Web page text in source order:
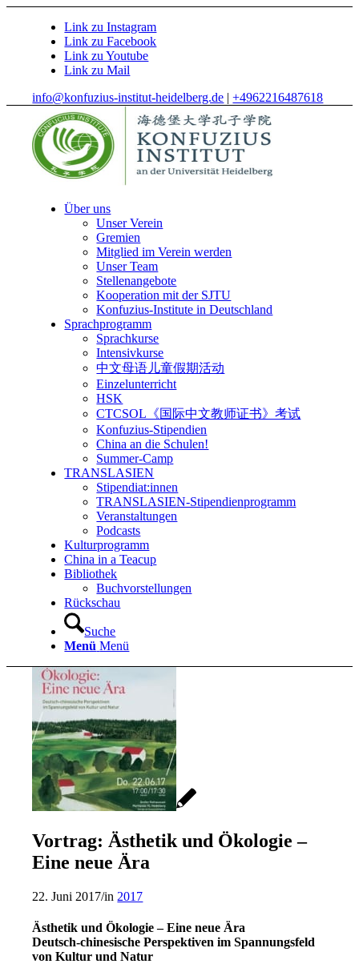
Link zu Instagram
Link zu Facebook
Link zu Youtube
Link zu Mail
info@konfuzius-institut-heidelberg.de |+4962216487618
Über uns
Unser Verein
Gremien
Mitglied im Verein werden
Unser Team
Stellenangebote
Kooperation mit der SJTU
Konfuzius-Institute in Deutschland
Sprachprogramm
Sprachkurse
Intensivkurse
中文母语儿童假期活动
Einzelunterricht
HSK
CTCSOL《国际中文教师证书》考试
Konfuzius-Stipendien
China an die Schulen!
Summer-Camp
TRANSLASIEN
Stipendiat:innen
TRANSLASIEN-Stipendienprogramm
Veranstaltungen
Podcasts
Kulturprogramm
China in a Teacup
Bibliothek
Buchvorstellungen
Rückschau
Suche
Menü Menü
Vortrag: Ästhetik und Ökologie –
Eine neue Ära
22. Juni 2017/in 2017
Ästhetik und Ökologie – Eine neue Ära
Deutsch-chinesische Perspektiven im Spannungsfeld
von Kultur und Natur